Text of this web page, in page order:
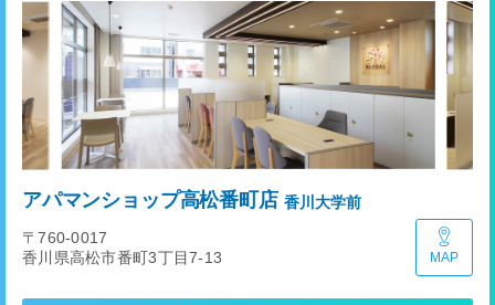
アパマンショップ高松番町店 香川大学前
〒760-0017
香川県高松市番町3丁目7-13
MAP